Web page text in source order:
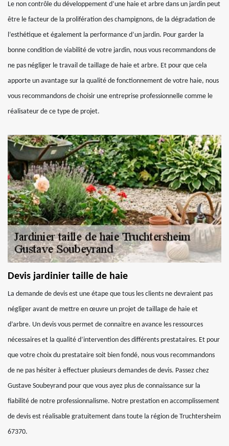
Le non contrôle du développement d’une haie et arbre dans un jardin peut
être le facteur de la prolifération des champignons, de la dégradation de
l’esthétique et également la performance d’un jardin. Pour garder la
bonne condition de viabilité de votre jardin, nous vous recommandons de
ne pas négliger le travail de taillage de haie et arbre. Et pour que cela
apporte un avantage sur la qualité de fonctionnement de votre haie, nous
vous recommandons de choisir une entreprise professionnelle comme le
réalisateur de ce type de projet.
Devis jardinier taille de haie
La demande de devis est une étape que tous les clients ne devraient pas
négliger avant de mettre en œuvre un projet de taillage de haie et
d’arbre. Un devis vous permet de connaitre en avance les ressources
nécessaires et la qualité d’intervention des différents prestataires. Et pour
que votre choix du prestataire soit bien fondé, nous vous recommandons
de ne pas hésiter à effectuer plusieurs demandes de devis. Passez chez
Gustave Soubeyrand pour que vous ayez plus de connaissance sur la
fiabilité de notre professionnalisme. Notre prestation en accomplissement
de devis est réalisable gratuitement dans toute la région de Truchtersheim
67370.